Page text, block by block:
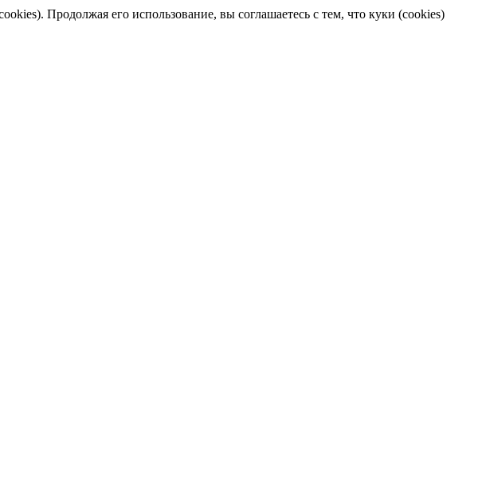
Продолжая его использование, вы соглашаетесь с тем, что куки (cookies)